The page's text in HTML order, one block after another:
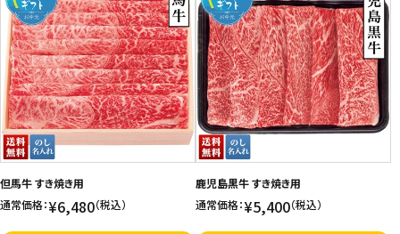
但馬牛 すき焼き用
通常価格：¥6,480（税込）
鹿児島黒牛 すき焼き用
通常価格：¥5,400（税込）